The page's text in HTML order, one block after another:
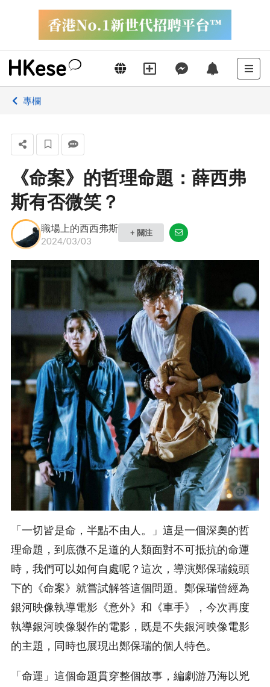
專欄
《命案》的哲理命題：薛西弗
斯有否微笑？
職場上的西西弗斯
2024/03/03
+ 關注
「一切皆是命，半點不由人。」這是一個深奧的哲
理命題，到底微不足道的人類面對不可抵抗的命運
時，我們可以如何自處呢？這次，導演鄭保瑞鏡頭
下的《命案》就嘗試解答這個問題。鄭保瑞曾經為
銀河映像執導電影《意外》和《車手》，今次再度
執導銀河映像製作的電影，既是不失銀河映像電影
的主題，同時也展現出鄭保瑞的個人特色。
「命運」這個命題貫穿整個故事，編劇游乃海以兇